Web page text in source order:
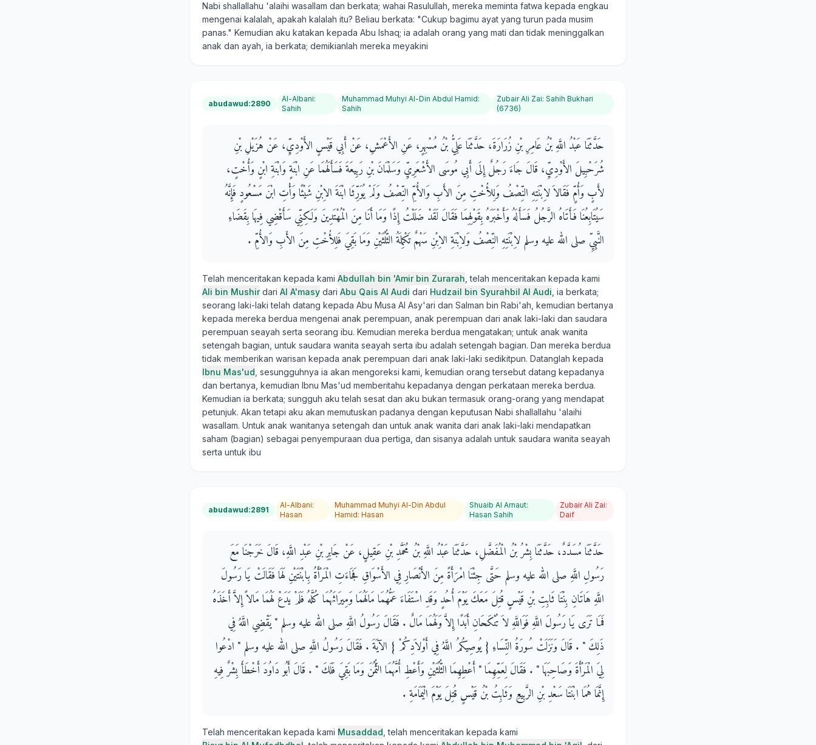
Nabi shallallahu 'alaihi wasallam dan berkata; wahai Rasulullah, mereka meminta fatwa kepada engkau
mengenai kalalah, apakah kalalah itu? Beliau berkata: "Cukup bagimu ayat yang turun pada musim
panas." Kemudian aku katakan kepada Abu Ishaq; ia adalah orang yang mati dan tidak meninggalkan
anak dan ayah, ia berkata; demikianlah mereka meyakini
abudawud:2890
Al-Albani:
Sahih
Muhammad Muhyi Al-Din Abdul Hamid:
Sahih
Zubair Ali Zai:Sahih Bukhari
(6736)
حَدَّثَنَا عَبْدُ اللَّهِ بْنُ عَامِرِ بْنِ زُرَارَةَ، حَدَّثَنَا عَلِيُّ بْنُ مُسْهِرٍ، عَنِ الأَعْمَشِ، عَنْ أَبِي قَيْسٍ الأَوْدِيِّ، عَنْ هُزَيْلِ بْنِ
شُرَحْبِيلَ الأَوْدِيِّ، قَالَ جَاءَ رَجُلٌ إِلَى أَبِي مُوسَى الأَشْعَرِيِّ وَسَلْمَانَ بْنِ رَبِيعَةَ فَسَأَلَهُمَا عَنِ ابْنَةٍ وَابْنَةِ ابْنٍ وَأُخْتٍ،
لأَبٍ وَأُمٍّ فَقَالاَ لاِبْنَتِهِ النِّصْفُ وَلِلأُخْتِ مِنَ الأَبِ وَالأُمِّ النِّصْفُ وَلَمْ يُوَرِّثَا ابْنَةَ الاِبْنِ شَيْئًا وَأْتِ ابْنَ مَسْعُودٍ فَإِنَّهُ
سَيُتَابِعُنَا فَأَتَاهُ الرَّجُلُ فَسَأَلَهُ وَأَخْبَرَهُ بِقَوْلِهِمَا فَقَالَ لَقَدْ ضَلَلْتُ إِذًا وَمَا أَنَا مِنَ الْمُهْتَدِينَ وَلَكِنِّي سَأَقْضِي فِيهَا بِقَضَاءِ
النَّبِيِّ صلى الله عليه وسلم لاِبْنَتِهِ النِّصْفُ وَلاِبْنَةِ الاِبْنِ سَهْمٌ تَكْمِلَةُ الثُّلُثَيْنِ وَمَا بَقِيَ فَلِلأُخْتِ مِنَ الأَبِ وَالأُمِّ ‏.‏
Telah menceritakan kepada kami Abdullah bin 'Amir bin Zurarah , telah menceritakan kepada kami
Ali bin Mushirdari Al A'masy dari Abu Qais Al Audi dari Hudzail bin Syurahbil Al Audi , ia berkata;
seorang laki-laki telah datang kepada Abu Musa Al Asy'ari dan Salman bin Rabi'ah, kemudian bertanya
kepada mereka berdua mengenai anak perempuan, anak perempuan dari anak laki-laki dan saudara
perempuan seayah serta seorang ibu. Kemudian mereka berdua mengatakan; untuk anak wanita
setengah bagian, untuk saudara wanita seayah serta ibu adalah setengah bagian. Dan mereka berdua
tidak memberikan warisan kepada anak perempuan dari anak laki-laki sedikitpun. Datanglah kepada
Ibnu Mas'ud , sesungguhnya ia akan mengoreksi kami, kemudian orang tersebut datang kepadanya
dan bertanya, kemudian Ibnu Mas'ud memberitahu kepadanya dengan perkataan mereka berdua.
Kemudian ia berkata; sungguh aku telah sesat dan aku bukan termasuk orang-orang yang mendapat
petunjuk. Akan tetapi aku akan memutuskan padanya dengan keputusan Nabi shallallahu 'alaihi
wasallam. Untuk anak wanitanya setengah dan untuk anak wanita dari anak laki-laki mendapatkan
saham (bagian) sebagai penyempuraan dua pertiga, dan sisanya adalah untuk saudara wanita seayah
serta untuk ibu
abudawud:2891
Al-Albani:
Hasan
Muhammad Muhyi Al-Din Abdul
Hamid:Hasan
Shuaib Al Arnaut:
Hasan Sahih
Zubair Ali Zai:
Daif
حَدَّثَنَا مُسَدَّدٌ، حَدَّثَنَا بِشْرُ بْنُ الْمُفَضَّلِ، حَدَّثَنَا عَبْدُ اللَّهِ بْنُ مُحَمَّدِ بْنِ عَقِيلٍ، عَنْ جَابِرِ بْنِ عَبْدِ اللَّهِ، قَالَ خَرَجْنَا مَعَ
رَسُولِ اللَّهِ صلى الله عليه وسلم حَتَّى جِئْنَا امْرَأَةً مِنَ الأَنْصَارِ فِي الأَسْوَاقِ فَجَاءَتِ الْمَرْأَةُ بِابْنَتَيْنِ لَهَا فَقَالَتْ يَا رَسُولَ
اللَّهِ هَاتَانِ بِنْتَا ثَابِتِ بْنِ قَيْسٍ قُتِلَ مَعَكَ يَوْمَ أُحُدٍ وَقَدِ اسْتَفَاءَ عَمُّهُمَا مَالَهُمَا وَمِيرَاثَهُمَا كُلَّهُ فَلَمْ يَدَعْ لَهُمَا مَالاً إِلاَّ أَخَذَهُ
فَمَا تَرَى يَا رَسُولَ اللَّهِ فَوَاللَّهِ لاَ تُنْكَحَانِ أَبَدًا إِلاَّ وَلَهُمَا مَالٌ ‏.‏ فَقَالَ رَسُولُ اللَّهِ صلى الله عليه وسلم ‏"‏ يَقْضِي اللَّهُ فِي
ذَلِكَ ‏"‏ ‏.‏ قَالَ وَنَزَلَتْ سُورَةُ النِّسَاءِ ‏{‏ يُوصِيكُمُ اللَّهُ فِي أَوْلاَدِكُمْ ‏}‏ الآيَةَ ‏.‏ فَقَالَ رَسُولُ اللَّهِ صلى الله عليه وسلم ‏"‏ ادْعُوا
لِيَ الْمَرْأَةَ وَصَاحِبَهَا ‏"‏ ‏.‏ فَقَالَ لِعَمِّهِمَا ‏"‏ أَعْطِهِمَا الثُّلُثَيْنِ وَأَعْطِ أُمَّهُمَا الثُّمُنَ وَمَا بَقِيَ فَلَكَ ‏"‏ ‏.‏ قَالَ أَبُو دَاوُدَ أَخْطَأَ بِشْرٌ فِيهِ
إِنَّمَا هُمَا ابْنَتَا سَعْدِ بْنِ الرَّبِيعِ وَثَابِتُ بْنُ قَيْسٍ قُتِلَ يَوْمَ الْيَمَامَةِ ‏.‏
Telah menceritakan kepada kami Musaddad , telah menceritakan kepada kami